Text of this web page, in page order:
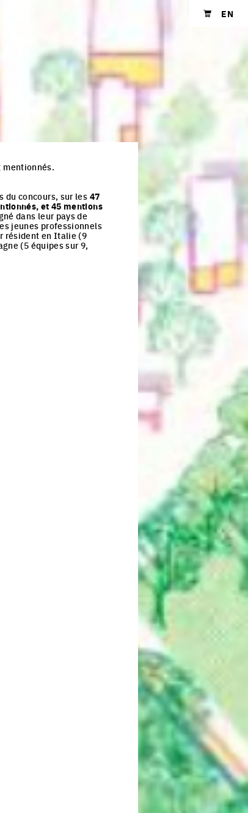
Shopping cart
EN
mentionnés.
du concours, sur les47
et 45 mentions
dans leur pays de
jeunes professionnels
résident en Italie (9
(5 équipes sur 9,